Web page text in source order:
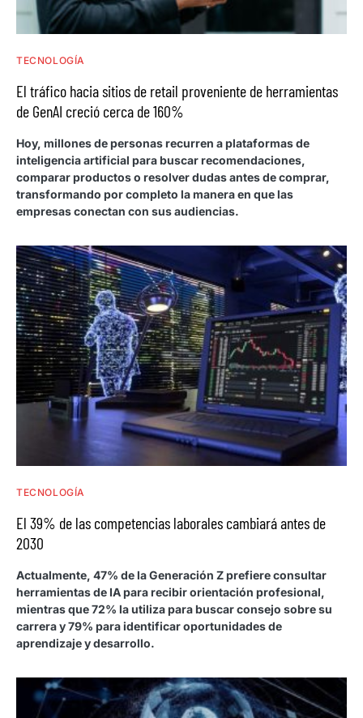
TECNOLOGÍA
El tráfico hacia sitios de retail proveniente de herramientas
de GenAI creció cerca de 160%
Hoy, millones de personas recurren a plataformas de
inteligencia artificial para buscar recomendaciones,
comparar productos o resolver dudas antes de comprar,
transformando por completo la manera en que las
empresas conectan con sus audiencias.
TECNOLOGÍA
El 39% de las competencias laborales cambiará antes de
2030
Actualmente, 47% de la Generación Z prefiere consultar
herramientas de IA para recibir orientación profesional,
mientras que 72% la utiliza para buscar consejo sobre su
carrera y 79% para identificar oportunidades de
aprendizaje y desarrollo.